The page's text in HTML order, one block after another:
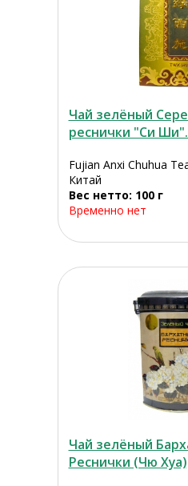
Чай зелёный
реснички "Си
Fujian Anxi Chuhua
Китай
Вес нетто: 100 г
Временно нет
Чай зелёный
Реснички (Чю Хуа)